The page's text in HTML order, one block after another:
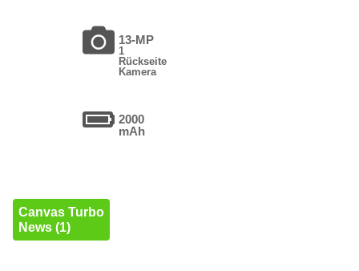
13-MP
1
Rückseite
Kamera
2000
mAh
Canvas Turbo
News (1)